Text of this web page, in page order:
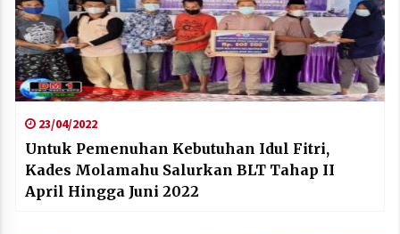
23/04/2022
Untuk Pemenuhan Kebutuhan Idul Fitri,
Kades Molamahu Salurkan BLT Tahap II
April Hingga Juni 2022